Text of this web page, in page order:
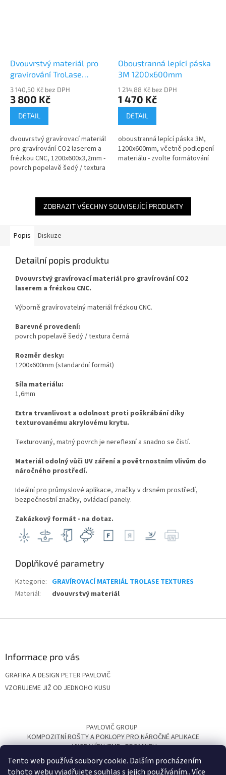
Tento web používá soubory cookie. Dalším procházením
tohoto webu vyjadřujete souhlas s jejich používáním.. Více
Dvouvrstvý materiál pro
gravírování TroLase
3 140,50 Kč bez DPH
3 800 Kč
DETAIL
dvouvrstvý gravírovací materiál
pro gravírování CO2 laserem a
frézkou CNC, 1200x600x3,2mm -
povrch popelavě šedý / textura
Oboustranná lepící páska
3M 1200x600mm
1 214,88 Kč bez DPH
1 470 Kč
DETAIL
oboustranná lepící páska 3M,
1200x600mm, včetně podlepení
materiálu - zvolte formátování
ZOBRAZIT VŠECHNY SOUVISEJÍCÍ PRODUKTY
Popis Diskuze
Detailní popis produktu
Dvouvrstvý gravírovací materiál pro gravírování CO2
laserem a frézkou CNC.
Výborně gravírovatelný materiál frézkou CNC.
Barevné provedení:
povrch popelavě šedý / textura černá
Rozměr desky:
1200x600mm (standardní formát)
Síla materiálu:
1,6mm
Extra trvanlivost a odolnost proti poškrábání díky
texturovanému akrylovému krytu.
Texturovaný, matný povrch je nereflexní a snadno se čistí.
Materiál odolný vůči UV záření a povětrnostním vlivům do
náročného prostředí.
Ideální pro průmyslové aplikace, značky v drsném prostředí,
bezpečnostní značky, ovládací panely.
Zakázkový formát - na dotaz.
Doplňkové parametry
Kategorie: GRAVÍROVACÍ MATERIÁL TROLASE TEXTURES
Materiál: dvouvrstvý materiál
Informace pro vás
GRAFIKA A DESIGN PETER PAVLOVIČ
VZORUJEME JIŽ OD JEDNOHO KUSU
PAVLOVIČ GROUP
KOMPOZITNÍ ROŠTY A POKLOPY PRO NÁROČNÉ APLIKACE
VYGRAVÍRUJEME PROMINELI